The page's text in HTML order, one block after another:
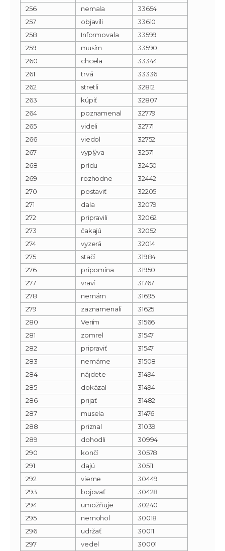
256
nemala
33654
257
objavili
33610
258
Informovala
33599
259
musím
33590
260
chcela
33344
261
trvá
33336
262
stretli
32812
263
kúpiť
32807
264
poznamenal
32779
265
videli
32771
266
viedol
32752
267
vyplýva
32571
268
prídu
32450
269
rozhodne
32442
270
postaviť
32205
271
dala
32079
272
pripravili
32062
273
čakajú
32052
274
vyzerá
32014
275
stačí
31984
276
pripomína
31950
277
vraví
31767
278
nemám
31695
279
zaznamenali
31625
280
Verím
31566
281
zomrel
31547
282
pripraviť
31547
283
nemáme
31508
284
nájdete
31494
285
dokázal
31494
286
prijať
31482
287
musela
31476
288
priznal
31039
289
dohodli
30994
290
končí
30578
291
dajú
30511
292
vieme
30449
293
bojovať
30428
294
umožňuje
30240
295
nemohol
30018
296
udržať
30011
297
vedel 30001